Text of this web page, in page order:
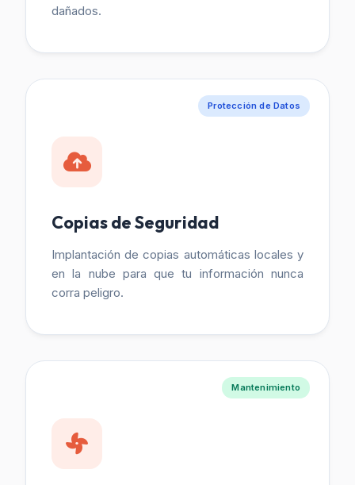
dañados.
Protección de Datos
Copias de Seguridad
Implantación de copias automáticas locales y
en la nube para que tu información nunca
corra peligro.
Mantenimiento